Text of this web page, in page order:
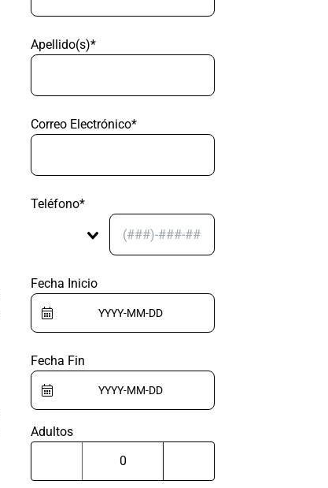
Apellido(s)*
Correo Electrónico*
Teléfono*
Fecha Inicio
Fecha Fin
Adultos